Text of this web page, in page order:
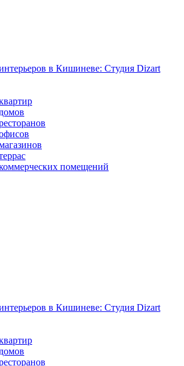
в Кишиневе: Студия Dizart
помещений
в Кишиневе: Студия Dizart